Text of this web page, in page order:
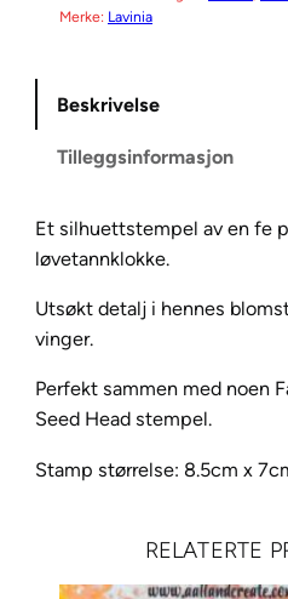
n
F
a
y
t
e
L
A
3
Merke: Lavinia
Beskrivelse
Tilleggsinformasjon
Et silhuettstempel av en fe
løvetannklokke.
Utsøkt detalj i hennes
vinger.
Perfekt sammen med noen
Seed Head stempel.
Stamp størrelse: 8.5cm x
RELATERTE